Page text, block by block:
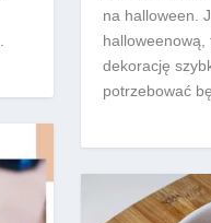
na halloween.
halloweenową,
dekorację
potrzebować